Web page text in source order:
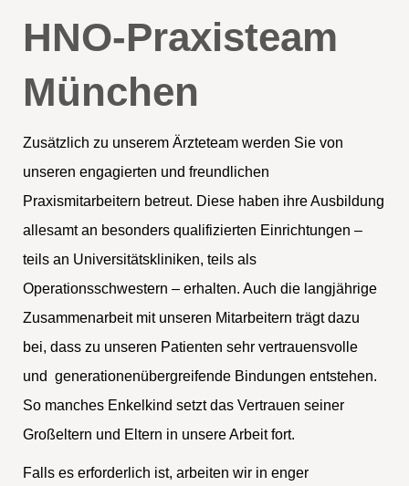
HNO-Praxisteam
München
Zusätzlich zu unserem Ärzteteam werden Sie von
unseren engagierten und freundlichen
Praxismitarbeitern betreut. Diese haben ihre Ausbildung
allesamt an besonders qualifizierten Einrichtungen –
teils an Universitätskliniken, teils als
Operationsschwestern – erhalten. Auch die langjährige
Zusammenarbeit mit unseren Mitarbeitern trägt dazu
bei, dass zu unseren Patienten sehr vertrauensvolle
und generationenübergreifende Bindungen entstehen.
So manches Enkelkind setzt das Vertrauen seiner
Großeltern und Eltern in unsere Arbeit fort.
Falls es erforderlich ist, arbeiten wir in enger